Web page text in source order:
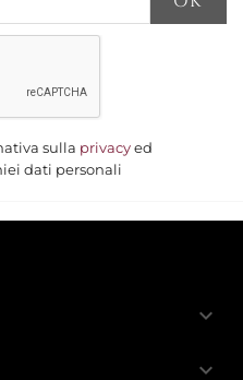
sulla privacy ed
dati personali
keyboard_arrow_down
keyboard_arrow_down